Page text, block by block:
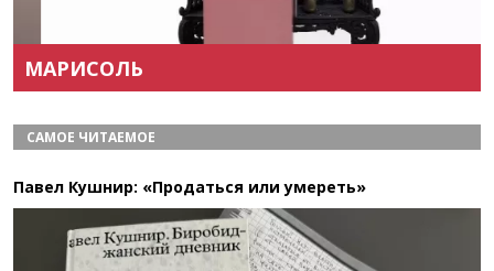
МАРИСОЛЬ
САМОЕ ЧИТАЕМОЕ
Павел Кушнир: «Продаться или умереть»